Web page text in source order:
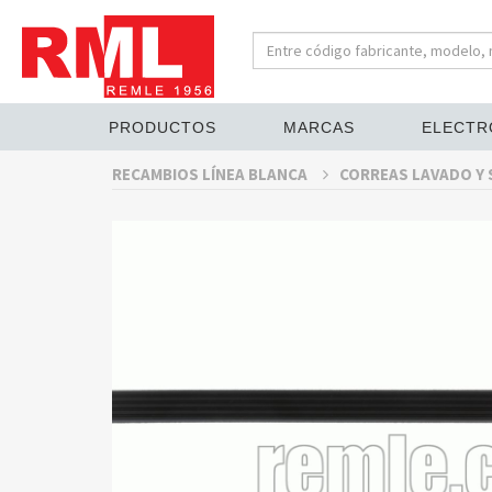
PRODUCTOS MARCAS
RECAMBIOS LÍNEA BLANCA CORREAS LAVADO Y